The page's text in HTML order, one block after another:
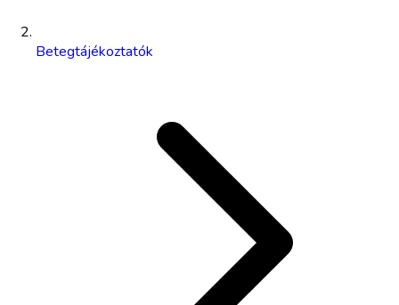
Betegtájékoztatók